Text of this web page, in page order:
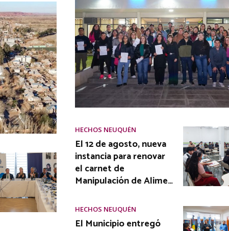
HECHOS NEUQUÉN
El 12 de agosto, nueva
instancia para renovar
el carnet de
Manipulación de Alime…
HECHOS NEUQUÉN
El Municipio entregó